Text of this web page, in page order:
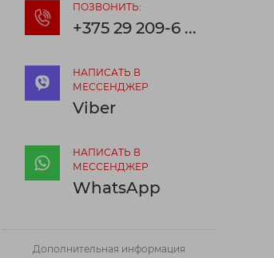
ПОЗВОНИТЬ:
+375 29 209-6 ...
НАПИСАТЬ В
МЕССЕНДЖЕР
Viber
НАПИСАТЬ В
МЕССЕНДЖЕР
WhatsApp
Дополнительная информация